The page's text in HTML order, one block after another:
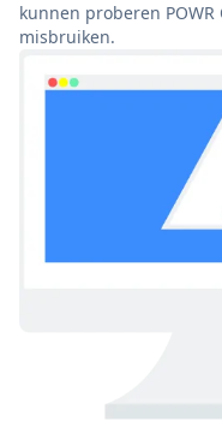
kunnen proberen
misbruiken.